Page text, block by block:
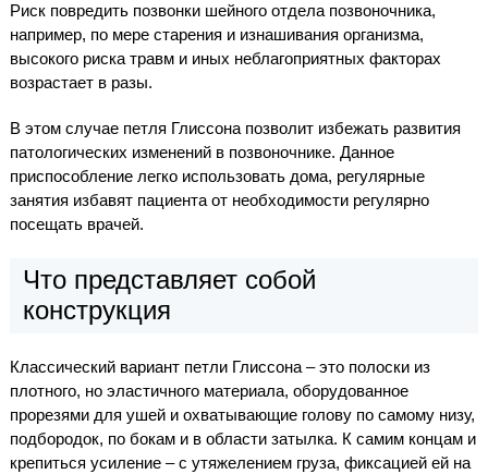
Риск повредить позвонки шейного отдела позвоночника,
например, по мере старения и изнашивания организма,
высокого риска травм и иных неблагоприятных факторах
возрастает в разы.
В этом случае петля Глиссона позволит избежать развития
патологических изменений в позвоночнике. Данное
приспособление легко использовать дома, регулярные
занятия избавят пациента от необходимости регулярно
посещать врачей.
Что представляет собой
конструкция
Классический вариант петли Глиссона – это полоски из
плотного, но эластичного материала, оборудованное
прорезями для ушей и охватывающие голову по самому низу,
подбородок, по бокам и в области затылка. К самим концам и
крепиться усиление – с утяжелением груза, фиксацией ей на